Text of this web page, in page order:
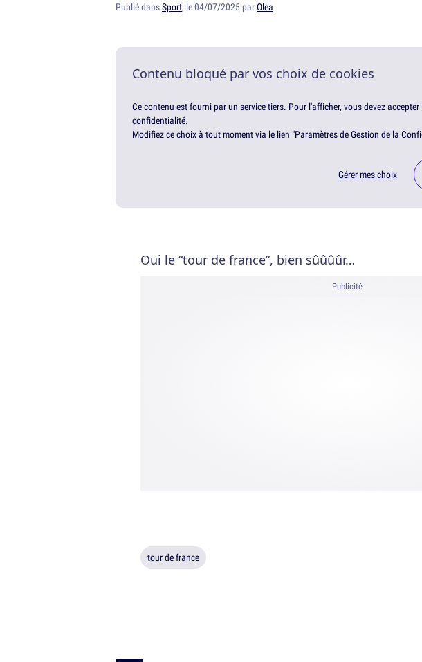
Publié dansSport, le 04/07/2025 parOlea
Contenu bloqué par vos choix de cookies
Ce contenu est fourni par un service tiers. Pour l'afficher, vous devez
confidentialité.
Modifiez ce choix à tout moment via le lien "Paramètres de Gestion de la
Gérer mes choix
Oui le “tour de france”, bien sûûûûr…
Publicité
tour de france